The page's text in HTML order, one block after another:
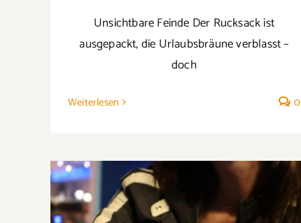
Unsichtbare Feinde Der Rucksack ist
ausgepackt, die Urlaubsbräune verblasst –
doch
Weiterlesen 0